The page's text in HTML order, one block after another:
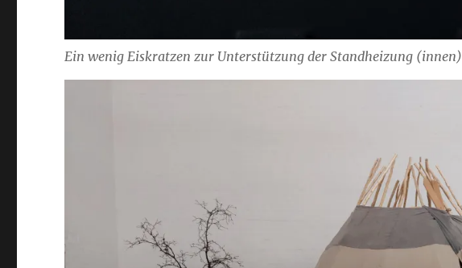
Ein wenig Eiskratzen zur Unterstützung der Standheizung (innen)